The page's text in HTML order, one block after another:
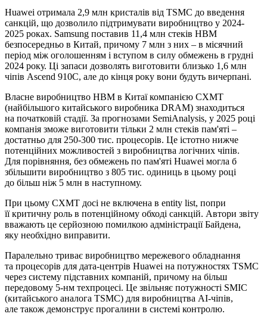
Huawei отримала 2,9 млн кристалів від TSMC до введення
санкцій, що дозволило підтримувати виробництво у 2024-
2025 роках. Samsung поставив 11,4 млн стеків HBM
безпосередньо в Китай, причому 7 млн з них – в місячний
період між оголошенням і вступом в силу обмежень в грудні
2024 року. Ці запаси дозволять виготовити близько 1,6 млн
чіпів Ascend 910C, але до кінця року вони будуть вичерпані.
Власне виробництво HBM в Китаї компанією CXMT
(найбільшого китайського виробника DRAM) знаходиться
на початковій стадії. За прогнозами SemiAnalysis, у 2025 році
компанія зможе виготовити тільки 2 млн стеків пам'яті –
достатньо для 250-300 тис. процесорів. Це істотно нижче
потенційних можливостей з виробництва логічних чіпів.
Для порівняння, без обмежень по пам'яті Huawei могла б
збільшити виробництво з 805 тис. одиниць в цьому році
до більш ніж 5 млн в наступному.
При цьому CXMT досі не включена в entity list, попри
її критичну роль в потенційному обході санкцій. Автори звіту
вважають це серйозною помилкою адміністрації Байдена,
яку необхідно виправити.
Паралельно триває виробництво мережевого обладнання
та процесорів для дата-центрів Huawei на потужностях TSMC
через систему підставних компаній, причому на більш
передовому 5-нм техпроцесі. Це звільняє потужності SMIC
(китайського аналога TSMC) для виробництва AI-чіпів,
але також демонструє прогалини в системі контролю.